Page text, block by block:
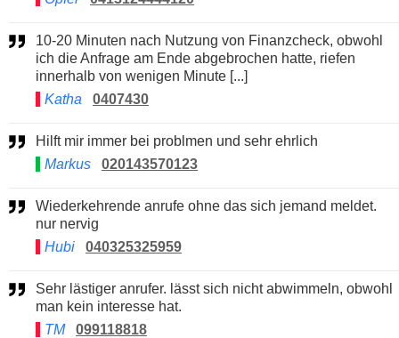
10-20 Minuten nach Nutzung von Finanzcheck, obwohl
ich die Anfrage am Ende abgebrochen hatte, riefen
innerhalb von wenigen Minute [...]
Katha
0407430
Hilft mir immer bei problmen und sehr ehrlich
Markus
020143570123
Wiederkehrende anrufe ohne das sich jemand meldet.
nur nervig
Hubi
040325325959
Sehr lästiger anrufer. lässt sich nicht abwimmeln, obwohl
man kein interesse hat.
TM
099118818